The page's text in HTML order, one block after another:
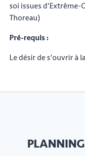
soi issues d'Extrême-
Thoreau)
Pré-requis :
Le désir de s'ouvrir à